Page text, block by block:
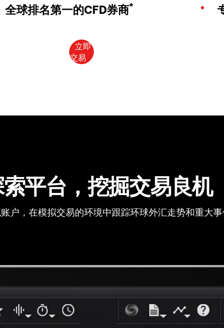
全球排名第一的CFD券商*
平台，挖掘交易良机
户，在模拟交易的环境中跟踪环球外汇走势和重大